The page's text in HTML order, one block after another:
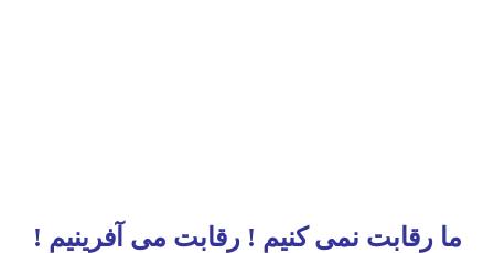
ما رقابت نمی کنیم ! رقابت می آفرینیم !